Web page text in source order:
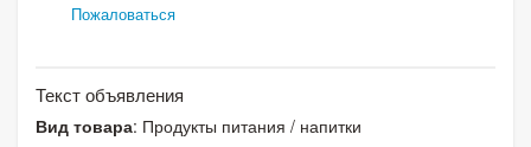
Пожаловаться
Текст объявления
Вид товара: Продукты питания / напитки